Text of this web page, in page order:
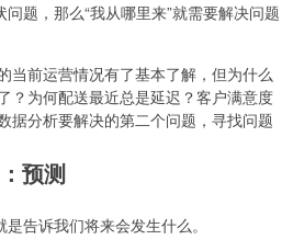
问题，那么“我从哪里来”就需要解决问题
当前运营情况有了基本了解，但为什么
？为何配送最近总是延迟？客户满意度
据分析要解决的第二个问题，寻找问题
预测
告诉我们将来会发生什么。